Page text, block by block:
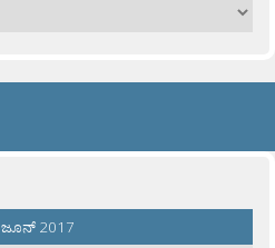
ಜೂನ್ 2017